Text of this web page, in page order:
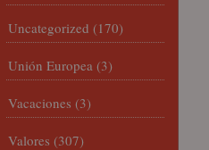
Uncategorized (170)
Unión Europea (3)
Vacaciones (3)
Valores (307)